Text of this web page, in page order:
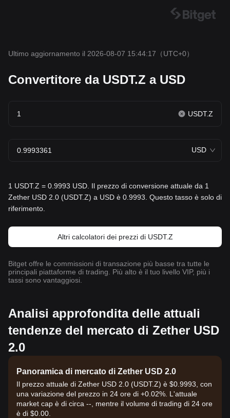
Ultimo aggiornamento il 2026-08-07 15:44:17 （UTC+0）
Convertitore da USDT.Z a USD
USDT.Z
USD
1 USDT.Z = 0.9993 USD. Il prezzo di conversione attuale da 1
Zether USD 2.0 (USDT.Z) a USD è 0.9993. Questo tasso è solo di
riferimento.
Altri calcolatori dei prezzi di USDT.Z
Bitget offre le commissioni di transazione più basse tra tutte le
principali piattaforme di trading. Più alto è il tuo livello VIP, più i
tassi sono vantaggiosi.
Analisi approfondita delle attuali
tendenze del mercato di Zether USD
2.0
Panoramica di mercato di Zether USD 2.0
Il prezzo attuale di Zether USD 2.0 (USDT.Z) è $0.9993, con
una variazione del prezzo in 24 ore di +0.02%. L'attuale
market cap è di circa --, mentre il volume di trading di 24 ore
è di $0.00.